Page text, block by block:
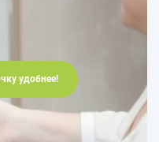
удобнее!